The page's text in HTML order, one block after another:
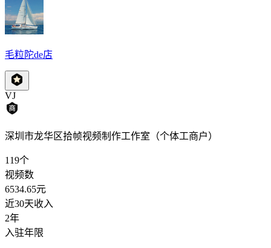
毛粒陀de店
VJ
深圳市龙华区拾帧视频制作工作室（个体工商户）
119个
视频数
6534.65元
近30天收入
2年
入驻年限